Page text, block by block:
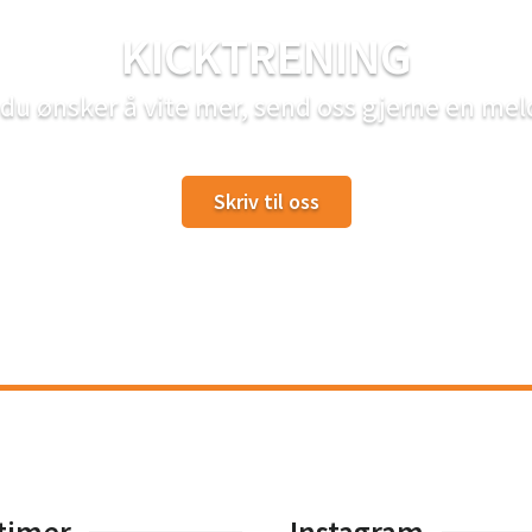
KICKTRENING
ønsker å vite mer, send oss gjerne en
Skriv til oss